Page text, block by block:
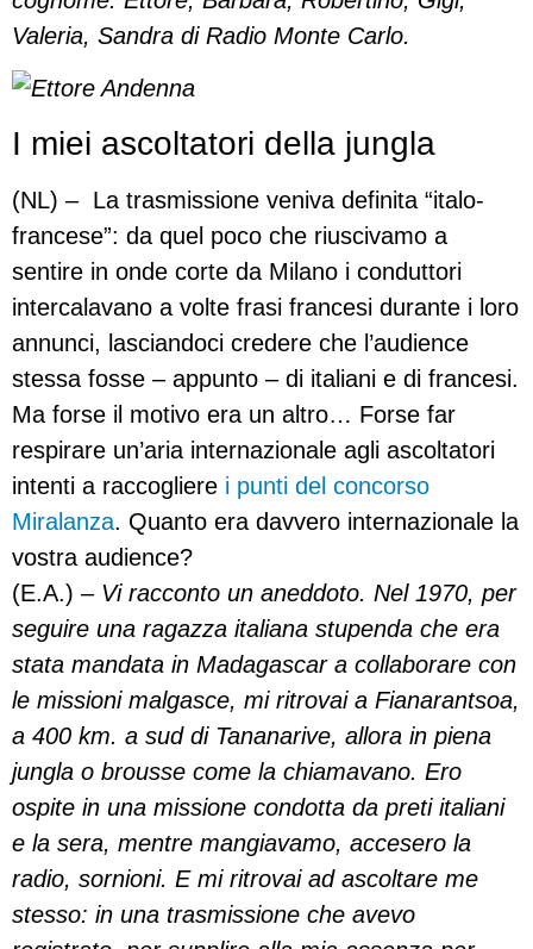
Valeria, Sandra di Radio Monte Carlo.
I miei ascoltatori della jungla
(NL) – La trasmissione veniva definita “italo-
francese”: da quel poco che riuscivamo a
sentire in onde corte da Milano i conduttori
intercalavano a volte frasi francesi durante i loro
annunci, lasciandoci credere che l’audience
stessa fosse – appunto – di italiani e di francesi.
Ma forse il motivo era un altro… Forse far
respirare un’aria internazionale agli ascoltatori
intenti a raccogliere i punti del concorso
Miralanza. Quanto era davvero internazionale la
vostra audience?
(E.A.) – Vi racconto un aneddoto. Nel 1970, per
seguire una ragazza italiana stupenda che era
stata mandata in Madagascar a collaborare con
le missioni malgasce, mi ritrovai a Fianarantsoa,
a 400 km. a sud di Tananarive, allora in piena
jungla o brousse come la chiamavano. Ero
ospite in una missione condotta da preti italiani
e la sera, mentre mangiavamo, accesero la
radio, sornioni. E mi ritrovai ad ascoltare me
stesso: in una trasmissione che avevo